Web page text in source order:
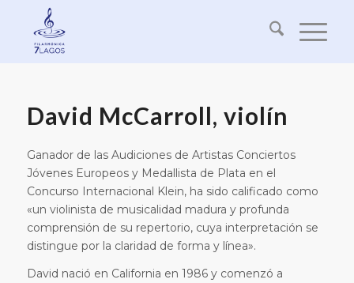
David McCarroll, violín
Ganador de las Audiciones de Artistas Conciertos
Jóvenes Europeos y Medallista de Plata en el
Concurso Internacional Klein, ha sido calificado como
«un violinista de musicalidad madura y profunda
comprensión de su repertorio, cuya interpretación se
distingue por la claridad de forma y línea».
David nació en California en 1986 y comenzó a